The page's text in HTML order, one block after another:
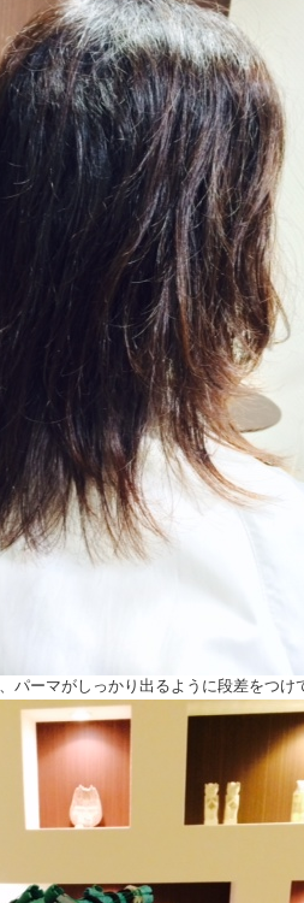
パーマがしっかり出るように段差をつけ